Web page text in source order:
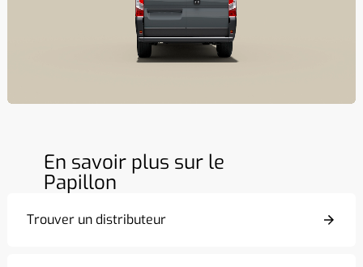
En savoir plus sur le
Papillon
Trouver un distributeur